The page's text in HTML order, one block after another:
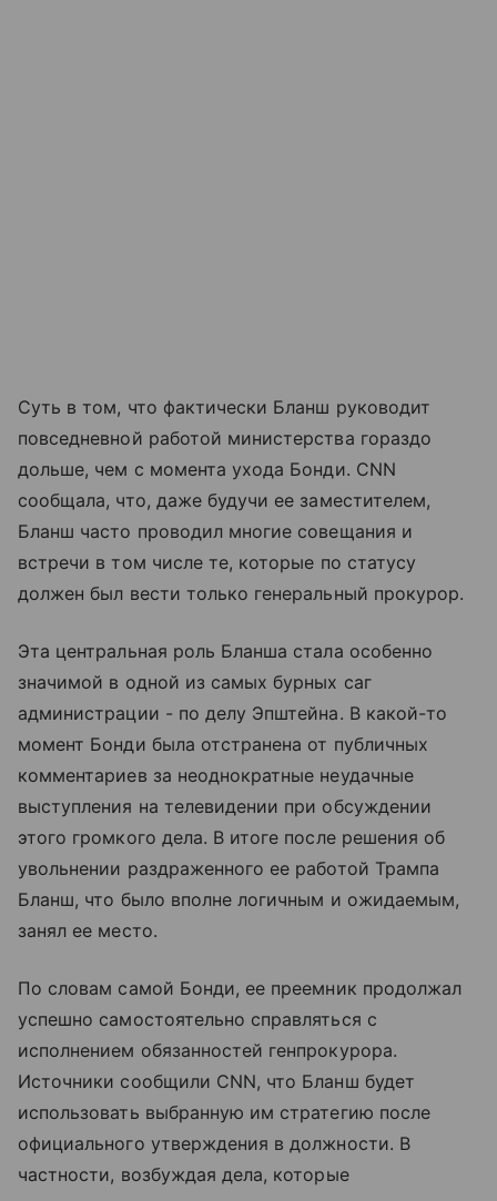
Суть в том, что фактически Бланш руководит
повседневной работой министерства гораздо
дольше, чем с момента ухода Бонди. CNN
сообщала, что, даже будучи ее заместителем,
Бланш часто проводил многие совещания и
встречи в том числе те, которые по статусу
должен был вести только генеральный прокурор.
Эта центральная роль Бланша стала особенно
значимой в одной из самых бурных саг
администрации - по делу Эпштейна. В какой-то
момент Бонди была отстранена от публичных
комментариев за неоднократные неудачные
выступления на телевидении при обсуждении
этого громкого дела. В итоге после решения об
увольнении раздраженного ее работой Трампа
Бланш, что было вполне логичным и ожидаемым,
занял ее место.
По словам самой Бонди, ее преемник продолжал
успешно самостоятельно справляться с
исполнением обязанностей генпрокурора.
Источники сообщили CNN, что Бланш будет
использовать выбранную им стратегию после
официального утверждения в должности. В
частности, возбуждая дела, которые